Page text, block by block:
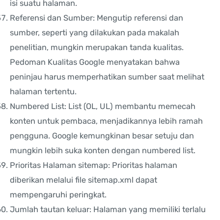
isi suatu halaman.
Referensi dan Sumber: Mengutip referensi dan
sumber, seperti yang dilakukan pada makalah
penelitian, mungkin merupakan tanda kualitas.
Pedoman Kualitas Google menyatakan bahwa
peninjau harus memperhatikan sumber saat melihat
halaman tertentu.
Numbered List: List (OL, UL) membantu memecah
konten untuk pembaca, menjadikannya lebih ramah
pengguna. Google kemungkinan besar setuju dan
mungkin lebih suka konten dengan numbered list.
Prioritas Halaman sitemap: Prioritas halaman
diberikan melalui file sitemap.xml dapat
mempengaruhi peringkat.
Jumlah tautan keluar: Halaman yang memiliki terlalu